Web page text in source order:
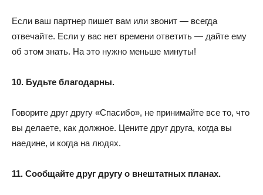
Если ваш партнер пишет вам или звонит — всегда
отвечайте. Если у вас нет времени ответить — дайте ему
об этом знать. На это нужно меньше минуты!
10. Будьте благодарны.
Говорите друг другу «Спасибо», не принимайте все то, что
вы делаете, как должное. Цените друг друга, когда вы
наедине, и когда на людях.
11. Сообщайте друг другу о внештатных планах.